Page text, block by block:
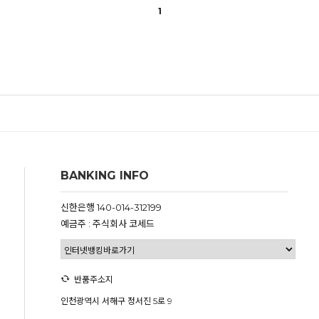
1
BANKING INFO
신한은행 140-014-312199
예금주 : 주식회사 코세드
반품주소지
인천광역시 서해구 정서진 5로 9